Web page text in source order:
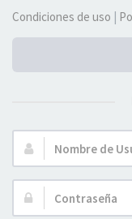
Condiciones de uso |
Nombre
de
Usuario:
Contraseña: